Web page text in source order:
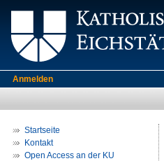
Anmelden
Startseite
Kontakt
Open Access an der KU